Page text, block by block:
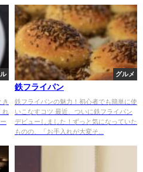
き
れ
グルメ
鉄フライパン
鉄フライパンの魅力！初心者でも簡単に使
いこなすコツ 最近、ついに鉄フライパン
デビューしました！ずっと気になっていた
ものの、「お手入れが大変そ...